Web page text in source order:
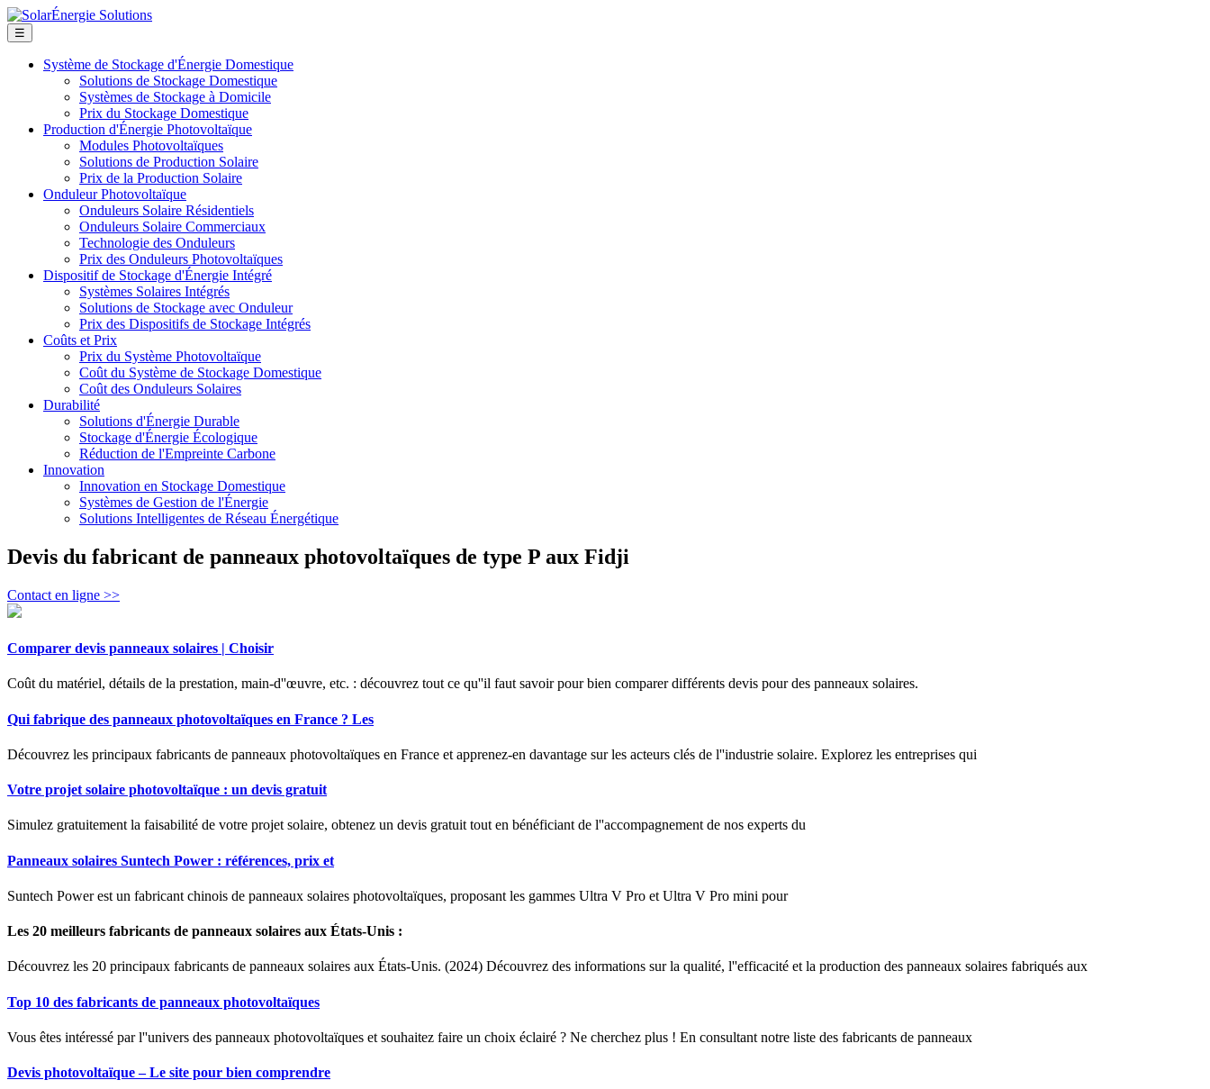
☰
Système de Stockage d'Énergie Domestique
Solutions de Stockage Domestique
Systèmes de Stockage à Domicile
Prix du Stockage Domestique
Production d'Énergie Photovoltaïque
Modules Photovoltaïques
Solutions de Production Solaire
Prix de la Production Solaire
Onduleur Photovoltaïque
Onduleurs Solaire Résidentiels
Onduleurs Solaire Commerciaux
Technologie des Onduleurs
Prix des Onduleurs Photovoltaïques
Dispositif de Stockage d'Énergie Intégré
Systèmes Solaires Intégrés
Solutions de Stockage avec Onduleur
Prix des Dispositifs de Stockage Intégrés
Coûts et Prix
Prix du Système Photovoltaïque
Coût du Système de Stockage Domestique
Coût des Onduleurs Solaires
Durabilité
Solutions d'Énergie Durable
Stockage d'Énergie Écologique
Réduction de l'Empreinte Carbone
Innovation
Innovation en Stockage Domestique
Systèmes de Gestion de l'Énergie
Solutions Intelligentes de Réseau Énergétique
Devis du fabricant de panneaux photovoltaïques de type P aux Fidji
Contact en ligne >>
Comparer devis panneaux solaires | Choisir
Coût du matériel, détails de la prestation, main-d''œuvre, etc. : découvrez tout ce qu''il faut savoir pour bien comparer différents devis pour des panneaux solaires.
Qui fabrique des panneaux photovoltaïques en France ? Les
Découvrez les principaux fabricants de panneaux photovoltaïques en France et apprenez-en davantage sur les acteurs clés de l''industrie solaire. Explorez les entreprises qui
Votre projet solaire photovoltaïque : un devis gratuit
Simulez gratuitement la faisabilité de votre projet solaire, obtenez un devis gratuit tout en bénéficiant de l''accompagnement de nos experts du
Panneaux solaires Suntech Power : références, prix et
Suntech Power est un fabricant chinois de panneaux solaires photovoltaïques, proposant les gammes Ultra V Pro et Ultra V Pro mini pour
Les 20 meilleurs fabricants de panneaux solaires aux États-Unis :
Découvrez les 20 principaux fabricants de panneaux solaires aux États-Unis. (2024) Découvrez des informations sur la qualité, l''efficacité et la production des panneaux solaires fabriqués aux
Top 10 des fabricants de panneaux photovoltaïques
Vous êtes intéressé par l''univers des panneaux photovoltaïques et souhaitez faire un choix éclairé ? Ne cherchez plus ! En consultant notre liste des fabricants de panneaux
Devis photovoltaïque – Le site pour bien comprendre